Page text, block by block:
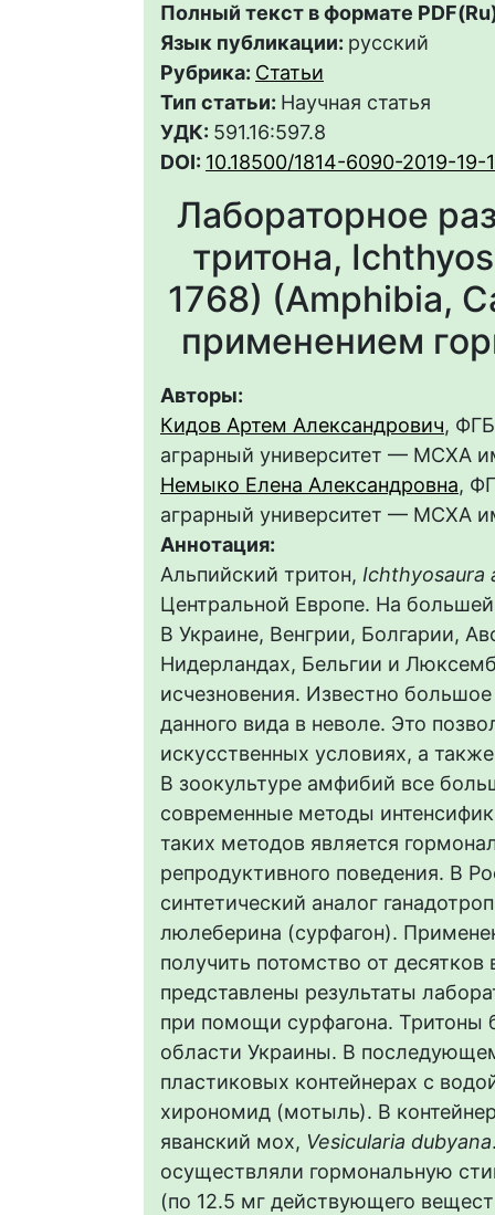
Полный текст в формате
Язык публикации: русский
Рубрика: Статьи
Тип статьи: Научная статья
УДК: 591.16:597.8
DOI: 10.18500/1814-6090-2019-19-
Лабораторное
тритона,
1768) (Amphibia,
применением
Авторы:
Кидов Артем Александрович,
аграрный университет — МСХА
Немыко Елена Александровна,
аграрный университет — МСХА
Аннотация:
Альпийский тритон, Ichthyosaura
Центральной Европе. На
В Украине, Венгрии, Болгарии,
Нидерландах, Бельгии и
исчезновения. Известно
данного вида в неволе. Это
искусственных условиях, а
В зоокультуре амфибий все
современные методы
таких методов является
репродуктивного поведения. В
синтетический аналог
люлеберина (сурфагон).
получить потомство от
представлены результаты
при помощи сурфагона.
области Украины. В
пластиковых контейнерах с
хирономид (мотыль). В
яванский мох, Vesicularia dubyana
осуществляли гормональную
(по 12.5 мг действующего